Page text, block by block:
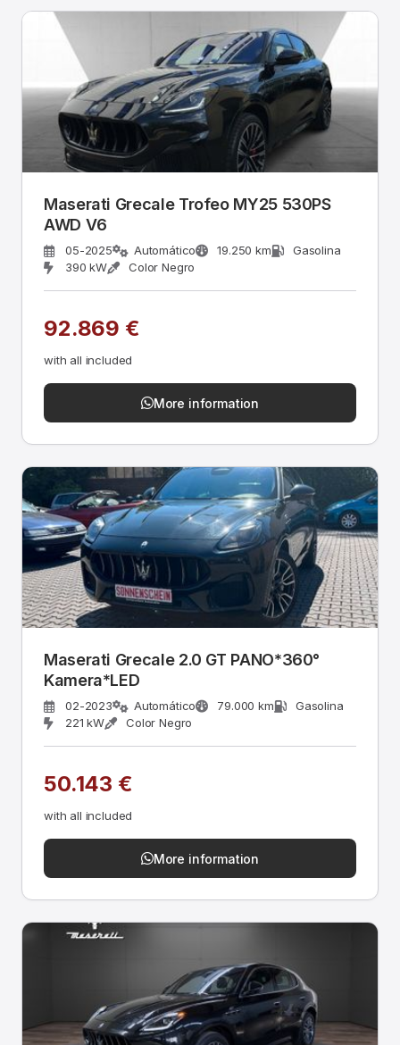
Maserati Grecale Trofeo MY25 530PS
AWD V6
05-2025 Automático 19.250 km
Gasolina
390 kW
Color Negro
92.869 €
with all included
More information
Maserati Grecale 2.0 GT PANO*360°
Kamera*LED
02-2023 Automático 79.000 km
Gasolina
221 kW
Color Negro
50.143 €
with all included
More information